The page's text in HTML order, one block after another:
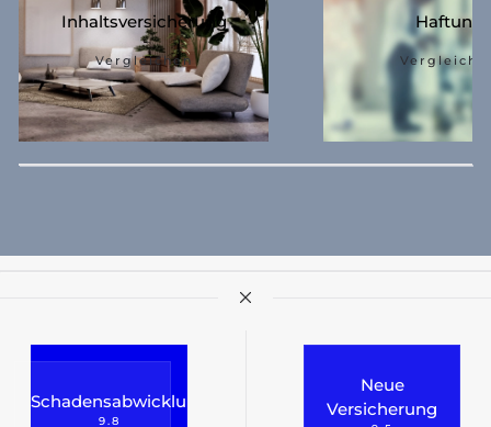
Inhaltsversicherung
Vergleichen
Haftung
Schadensabwicklung
9.8
Neue
Versicherung